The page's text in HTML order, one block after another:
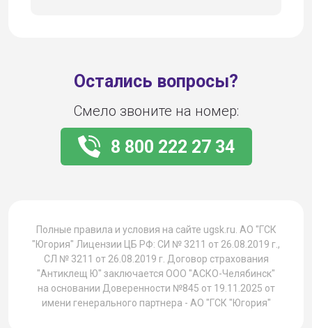
Остались вопросы?
Смело звоните на номер:
8 800 222 27 34
Полные правила и условия на сайте ugsk.ru. АО "ГСК
"Югория" Лицензии ЦБ РФ: СИ № 3211 от 26.08.2019 г.,
СЛ № 3211 от 26.08.2019 г. Договор страхования
"Антиклещ Ю" заключается ООО "АСКО-Челябинск"
на основании Доверенности №845 от 19.11.2025 от
имени генерального партнера - АО "ГСК "Югория"